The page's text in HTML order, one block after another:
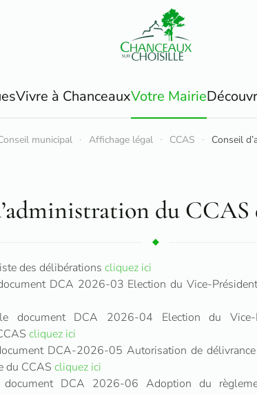
Vivre à ChanceauxVotre Mairie
municipal Affichage légal CCAS Conseil
du CCAS
des délibérations cliquez ici
DCA 2026-03 Election du Vice-
document DCA 2026-04 Election du Vice-
cliquez ici
DCA-2026-05 Autorisation de
du CCAS cliquez ici
document DCA 2026-06 Adoption du